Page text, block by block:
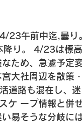
23午前中迄,曇り
降り。 4/23は標
ため、急遽予定
大社周辺を散策
道路も混在し、
ケ ープ情報と併
易そうな分岐に